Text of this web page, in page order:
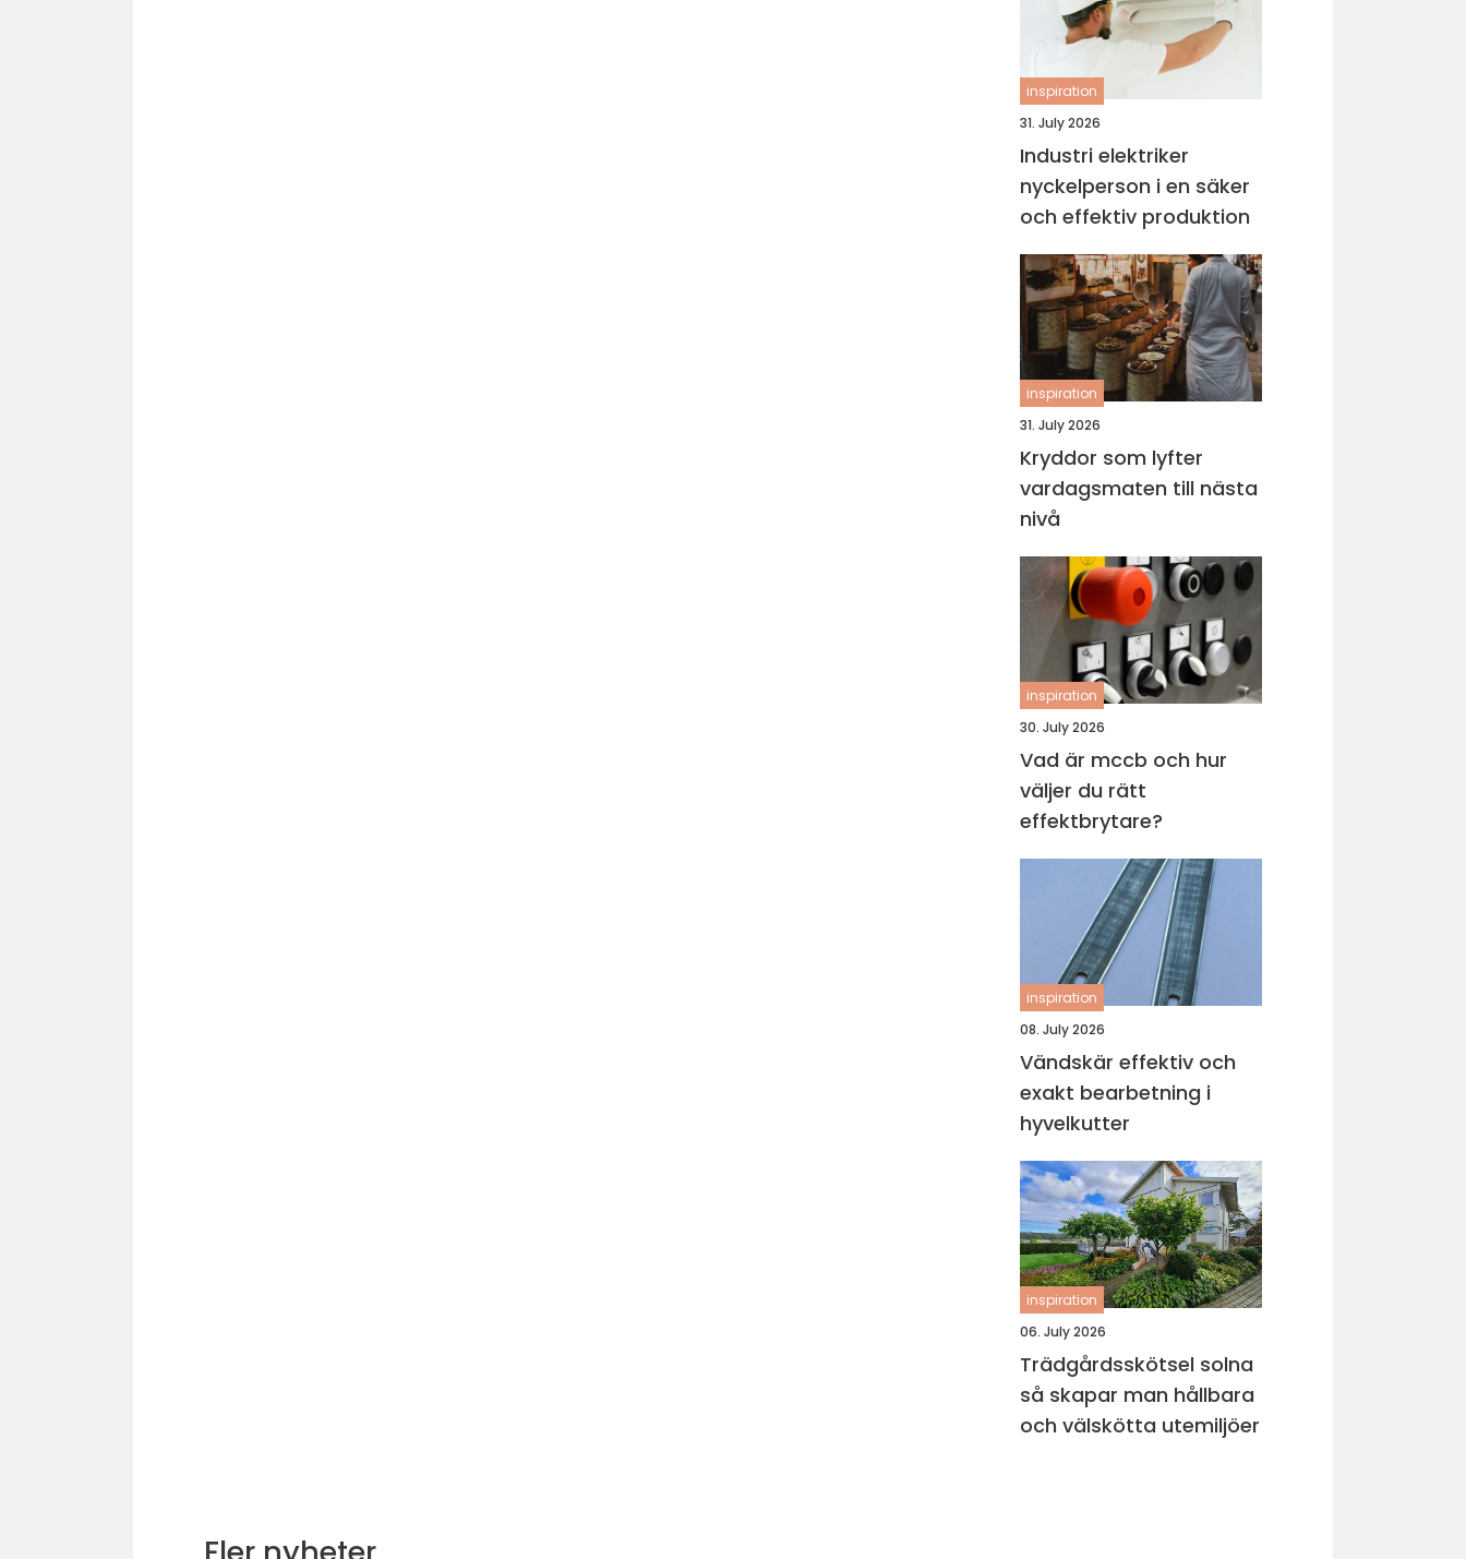
inspiration
31. July 2026
Industri elektriker
nyckelperson i en säker
och effektiv produktion
inspiration
31. July 2026
Kryddor som lyfter
vardagsmaten till nästa
nivå
inspiration
30. July 2026
Vad är mccb och hur
väljer du rätt
effektbrytare?
inspiration
08. July 2026
Vändskär effektiv och
exakt bearbetning i
hyvelkutter
inspiration
06. July 2026
Trädgårdsskötsel solna
så skapar man hållbara
och välskötta utemiljöer